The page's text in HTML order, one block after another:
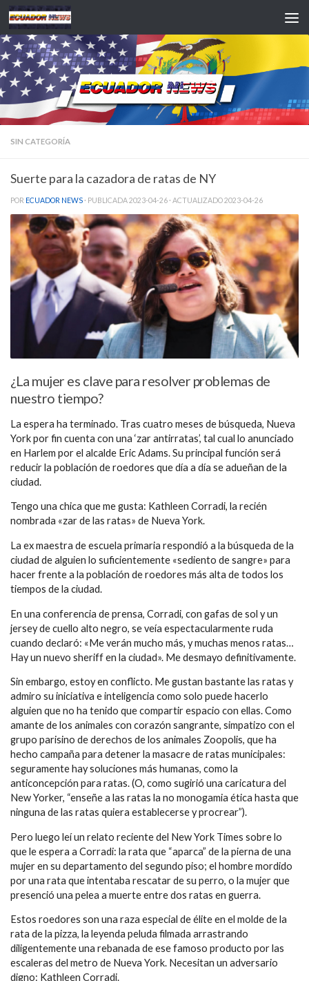
Saltar al contenido
SIN CATEGORÍA
Suerte para la cazadora de ratas de NY
POR ECUADOR NEWS · PUBLICADA2023-04-26 · ACTUALIZADO2023-04-26
¿La mujer es clave para resolver problemas de
nuestro tiempo?
La espera ha terminado. Tras cuatro meses de búsqueda, Nueva
York por fin cuenta con una ‘zar antirratas’, tal cual lo anunciado
en Harlem por el alcalde Eric Adams. Su principal función será
reducir la población de roedores que día a día se adueñan de la
ciudad.
Tengo una chica que me gusta: Kathleen Corradi, la recién
nombrada «zar de las ratas» de Nueva York.
La ex maestra de escuela primaria respondió a la búsqueda de la
ciudad de alguien lo suficientemente «sediento de sangre» para
hacer frente a la población de roedores más alta de todos los
tiempos de la ciudad.
En una conferencia de prensa, Corradi, con gafas de sol y un
jersey de cuello alto negro, se veía espectacularmente ruda
cuando declaró: «Me verán mucho más, y muchas menos ratas…
Hay un nuevo sheriff en la ciudad». Me desmayo definitivamente.
Sin embargo, estoy en conflicto. Me gustan bastante las ratas y
admiro su iniciativa e inteligencia como solo puede hacerlo
alguien que no ha tenido que compartir espacio con ellas. Como
amante de los animales con corazón sangrante, simpatizo con el
grupo parisino de derechos de los animales Zoopolis, que ha
hecho campaña para detener la masacre de ratas municipales:
seguramente hay soluciones más humanas, como la
anticoncepción para ratas. (O, como sugirió una caricatura del
New Yorker, “enseñe a las ratas la no monogamia ética hasta que
ninguna de las ratas quiera establecerse y procrear”).
Pero luego leí un relato reciente del New York Times sobre lo
que le espera a Corradi: la rata que “aparca” de la pierna de una
mujer en su departamento del segundo piso; el hombre mordido
por una rata que intentaba rescatar de su perro, o la mujer que
presenció una pelea a muerte entre dos ratas en guerra.
Estos roedores son una raza especial de élite en el molde de la
rata de la pizza, la leyenda peluda filmada arrastrando
diligentemente una rebanada de ese famoso producto por las
escaleras del metro de Nueva York. Necesitan un adversario
digno: Kathleen Corradi.